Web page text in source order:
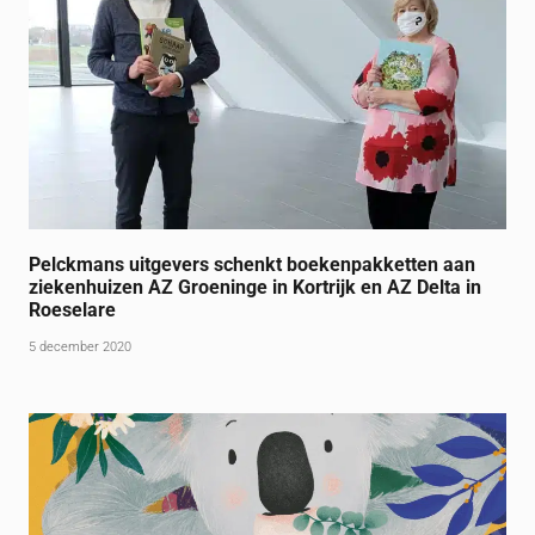
Pelckmans uitgevers schenkt boekenpakketten aan
ziekenhuizen AZ Groeninge in Kortrijk en AZ Delta in
Roeselare
5 december 2020